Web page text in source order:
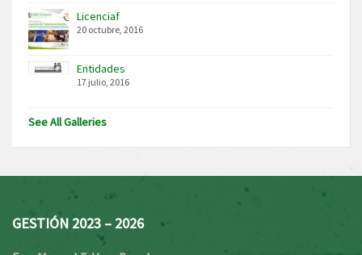
Licenciaf
20 octubre, 2016
Entidades
17 julio, 2016
See All Galleries
GESTIÓN 2023 – 2026